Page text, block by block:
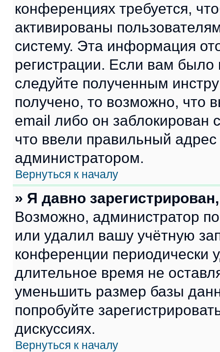
конференциях требуется,
активированы
систему. Эта информация
регистрации. Если вам
следуйте полученным
получено, то возможно, что
email либо он
что ввели правильный адрес
администратором.
Вернуться к началу
» Я давно
Возможно, администратор
или удалил вашу учётную
конференции периодически
длительное время не
уменьшить размер базы
попробуйте
дискуссиях.
Вернуться к началу